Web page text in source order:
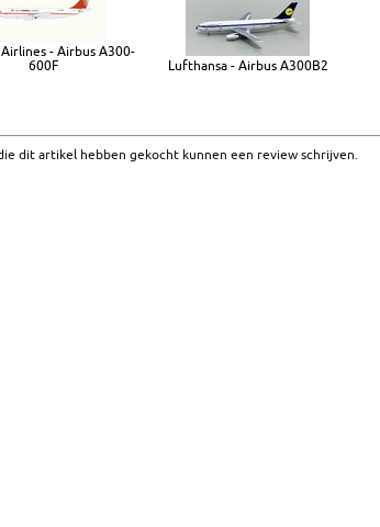
- Airbus A300-
600F
Lufthansa - Airbus A300B2
dit artikel hebben gekocht kunnen een review schrijven.